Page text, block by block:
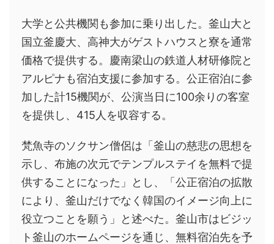
大学と公共機関も参加に乗り出した。釜山大と
国立釜慶大、高神大がゲストハウスと寮を通常
価格で提供する。慶南梁山の鉄道人材研修院と
アルピナも宿泊支援に参加する。公正宿泊に参
加した計15機関が、公演当日に100余りの客室
を提供し、415人を収容する。
梵魚寺のソクサン僧侶は「釜山の慈悲の思想を
示し、布施の次元でテンプルステイを無料で提
供することになった」とし、「公正宿泊の拡散
により、釜山だけでなく韓国のイメージ向上に
役立つことを願う」と述べた。釜山市はビジッ
ト釜山のホームページを通じ、無料宿泊先を予